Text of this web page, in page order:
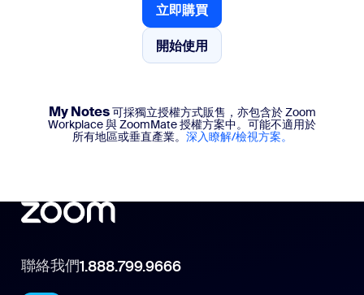
立即購買
立即購買
開始使用
開始使用
My Notes可採獨立授權方式販售，亦包含於 Zoom
Workplace 與 ZoomMate 授權方案中。可能不適用於
所有地區或垂直產業。 深入瞭解/檢視方案。
聯絡我們1.888.799.9666